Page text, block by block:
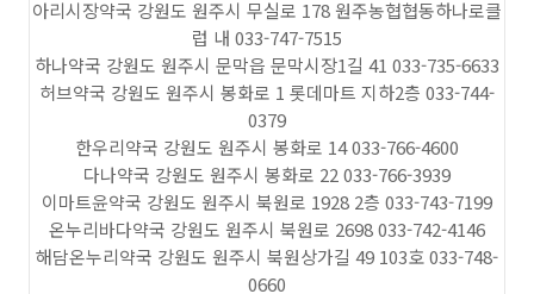
아리시장약국 강원도 원주시 무실로 178 원주농협협동하나로클
럽 내 033-747-7515
하나약국 강원도 원주시 문막읍 문막시장1길 41 033-735-6633
허브약국 강원도 원주시 봉화로 1 롯데마트 지하2층 033-744-
0379
한우리약국 강원도 원주시 봉화로 14 033-766-4600
다나약국 강원도 원주시 봉화로 22 033-766-3939
이마트윤약국 강원도 원주시 북원로 1928 2층 033-743-7199
온누리바다약국 강원도 원주시 북원로 2698 033-742-4146
해담온누리약국 강원도 원주시 북원상가길 49 103호 033-748-
0660